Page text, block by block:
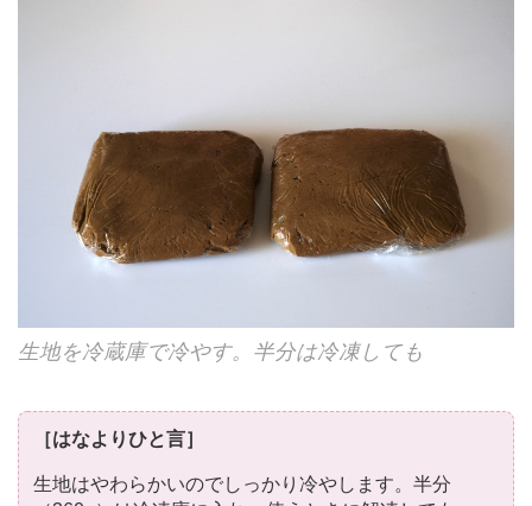
生地を冷蔵庫で冷やす。半分は冷凍しても
［はなよりひと言］
生地はやわらかいのでしっかり冷やします。半分